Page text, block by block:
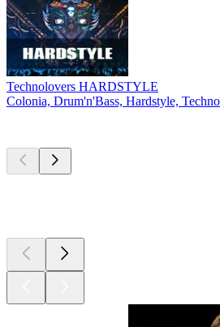
Technolovers HARDSTYLE
Colonia, Drum'n'Bass, Hardstyle, Techno